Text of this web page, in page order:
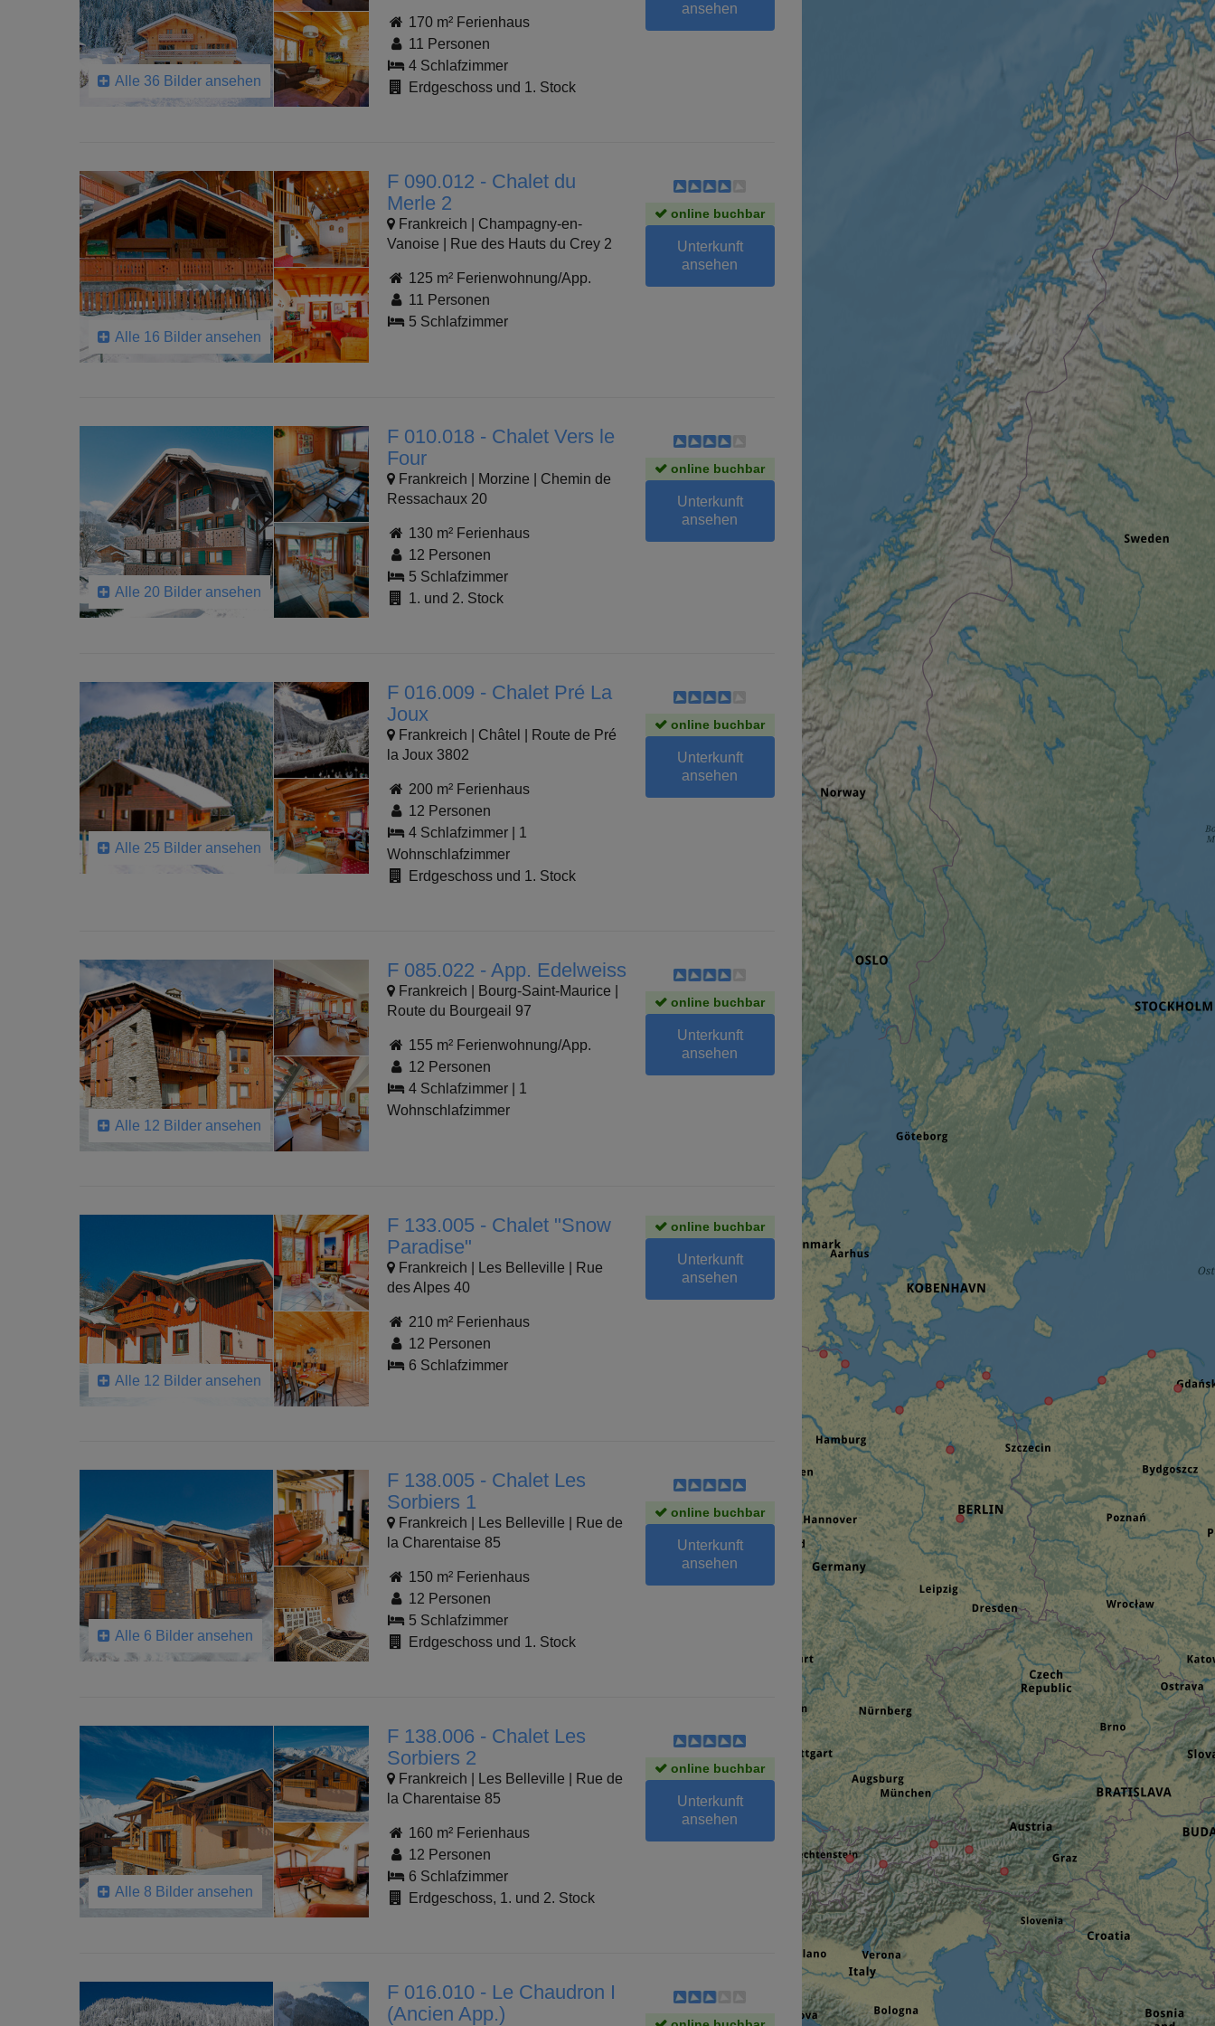
Alle 36 Bilder ansehen
170 m² Ferienhaus
11 Personen
4 Schlafzimmer
Erdgeschoss und 1. Stock
ansehen
Alle 16 Bilder ansehen
F 090.012 - Chalet du
Merle 2
Frankreich | Champagny-en-
Vanoise | Rue des Hauts du Crey 2
125 m² Ferienwohnung/App.
11 Personen
5 Schlafzimmer
online buchbar
Unterkunft
ansehen
Alle 20 Bilder ansehen
F 010.018 - Chalet Vers le
Four
Frankreich | Morzine | Chemin de
Ressachaux 20
130 m² Ferienhaus
12 Personen
5 Schlafzimmer
1. und 2. Stock
online buchbar
Unterkunft
ansehen
Alle 25 Bilder ansehen
F 016.009 - Chalet Pré La
Joux
Frankreich | Châtel | Route de Pré
la Joux 3802
200 m² Ferienhaus
12 Personen
4 Schlafzimmer
1
Wohnschlafzimmer
Erdgeschoss und 1. Stock
online buchbar
Unterkunft
ansehen
Alle 12 Bilder ansehen
F 085.022 - App. Edelweiss
Frankreich | Bourg-Saint-Maurice |
Route du Bourgeail 97
155 m² Ferienwohnung/App.
12 Personen
4 Schlafzimmer
1
Wohnschlafzimmer
online buchbar
Unterkunft
ansehen
Alle 12 Bilder ansehen
F 133.005 - Chalet "Snow
Paradise"
Frankreich | Les Belleville | Rue
des Alpes 40
210 m² Ferienhaus
12 Personen
6 Schlafzimmer
online buchbar
Unterkunft
ansehen
Alle 6 Bilder ansehen
F 138.005 - Chalet Les
Sorbiers 1
Frankreich | Les Belleville | Rue de
la Charentaise 85
150 m² Ferienhaus
12 Personen
5 Schlafzimmer
Erdgeschoss und 1. Stock
online buchbar
Unterkunft
ansehen
Alle 8 Bilder ansehen
F 138.006 - Chalet Les
Sorbiers 2
Frankreich | Les Belleville | Rue de
la Charentaise 85
160 m² Ferienhaus
12 Personen
6 Schlafzimmer
Erdgeschoss, 1. und 2. Stock
online buchbar
Unterkunft
ansehen
F 016.010 - Le Chaudron I
(Ancien App.)